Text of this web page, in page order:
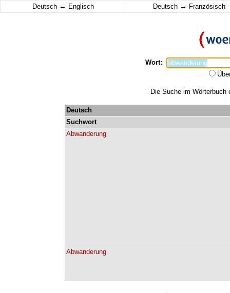
Deutsch ↔ Englisch Deutsch ↔ Französisch
Wort:
Die Suche im Wörterbuch
Deutsch
Suchwort
Abwanderung
Abwanderung